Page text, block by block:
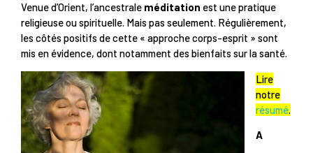
Venue d’Orient, l’ancestrale méditation est une pratique
religieuse ou spirituelle. Mais pas seulement. Régulièrement,
les côtés positifs de cette « approche corps-esprit » sont
mis en évidence, dont notamment des bienfaits sur la santé.
Lire
notre
résumé.
A